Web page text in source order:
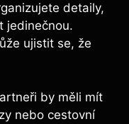
detaily,
jedinečnou.
ujistit se, že
by měli mít
nebo cestovní